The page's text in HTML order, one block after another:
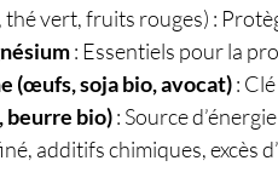
thé vert, fruits rouges) :
: Essentiels pour la
(œufs, soja bio, avocat) :
beurre bio) : Source
additifs chimiques, excès